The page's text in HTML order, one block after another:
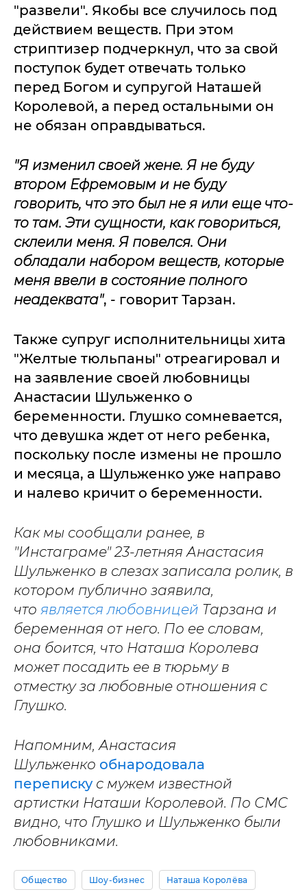
"развели". Якобы все случилось под
действием веществ. При этом
стриптизер подчеркнул, что за свой
поступок будет отвечать только
перед Богом и супругой Наташей
Королевой, а перед остальными он
не обязан оправдываться.
"Я изменил своей жене. Я не буду
втором Ефремовым и не буду
говорить, что это был не я или еще что-
то там. Эти сущности, как говориться,
склеили меня. Я повелся. Они
обладали набором веществ, которые
меня ввели в состояние полного
неадеквата", - говорит Тарзан.
Также супруг исполнительницы хита
"Желтые тюльпаны" отреагировал и
на заявление своей любовницы
Анастасии Шульженко о
беременности. Глушко сомневается,
что девушка ждет от него ребенка,
поскольку после измены не прошло
и месяца, а Шульженко уже направо
и налево кричит о беременности.
Как мы сообщали ранее, в
"Инстаграме" 23-летняя Анастасия
Шульженко в слезах записала ролик, в
котором публично заявила,
что является любовницей Тарзана и
беременная от него. По ее словам,
она боится, что Наташа Королева
может посадить ее в тюрьму в
отместку за любовные отношения с
Глушко.
Напомним, Анастасия
Шульженко обнародовала
перепискус мужем известной
артистки Наташи Королевой. По СМС
видно, что Глушко и Шульженко были
любовниками.
Общество Шоу-бизнес Наташа Королёва